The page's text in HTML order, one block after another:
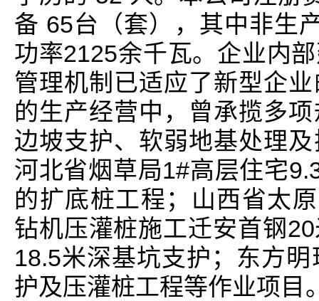
备 65台（套），其中非生
功率2125余千瓦。企业内
管理机制已适应了新型企
的生产经营中，曾承揽多
边坡支护、软弱地基处理
河北省烟草局1#高层住宅
的扩底桩工程；山西省太
钻机压灌桩施工迁安首钢
18.5米深基坑支护；东方
护及压灌桩工程等作业项目